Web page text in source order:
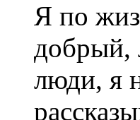
Я по
добрый,
люди, я